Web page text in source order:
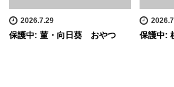
2026.7.29
保護中: 菫・向日葵 おやつ 保護中: